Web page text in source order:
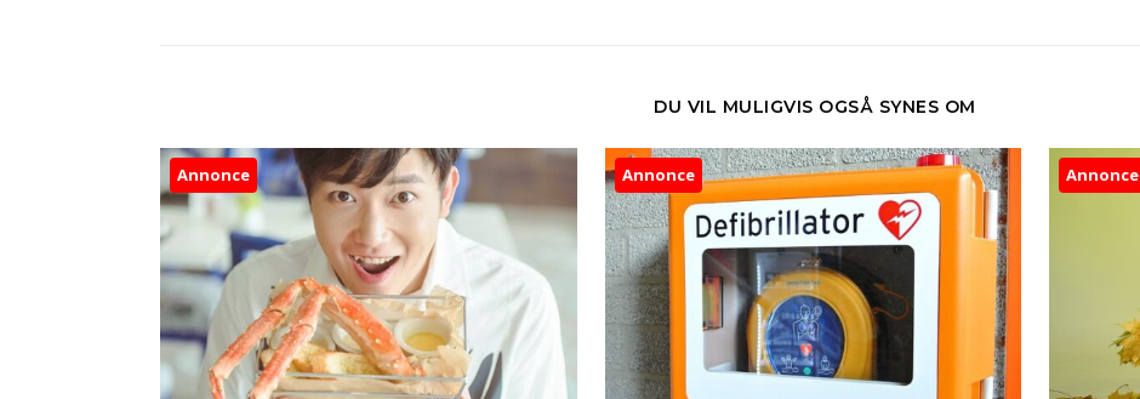
DU VIL MULIGVIS OGSÅ SYNES OM
Annonce Annonce Annonce